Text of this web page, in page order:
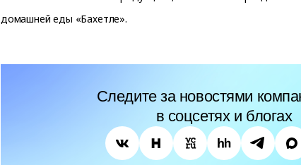
домашней еды «Бахетле».
Следите за новостями
в соцсетях и блогах